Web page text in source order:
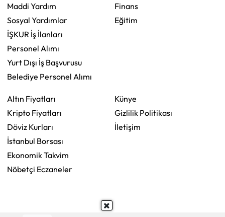
Maddi Yardım
Sosyal Yardımlar
İŞKUR İş İlanları
Personel Alımı
Yurt Dışı İş Başvurusu
Belediye Personel Alımı
Finans
Eğitim
Altın Fiyatları
Kripto Fiyatları
Döviz Kurları
İstanbul Borsası
Ekonomik Takvim
Nöbetçi Eczaneler
Künye
Gizlilik Politikası
İletişim